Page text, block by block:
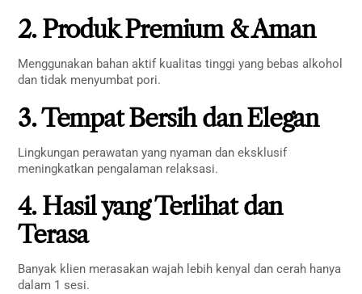
2. Produk Premium & Aman
Menggunakan bahan aktif kualitas tinggi yang bebas alkohol
dan tidak menyumbat pori.
3. Tempat Bersih dan Elegan
Lingkungan perawatan yang nyaman dan eksklusif
meningkatkan pengalaman relaksasi.
4. Hasil yang Terlihat dan
Terasa
Banyak klien merasakan wajah lebih kenyal dan cerah hanya
dalam 1 sesi.